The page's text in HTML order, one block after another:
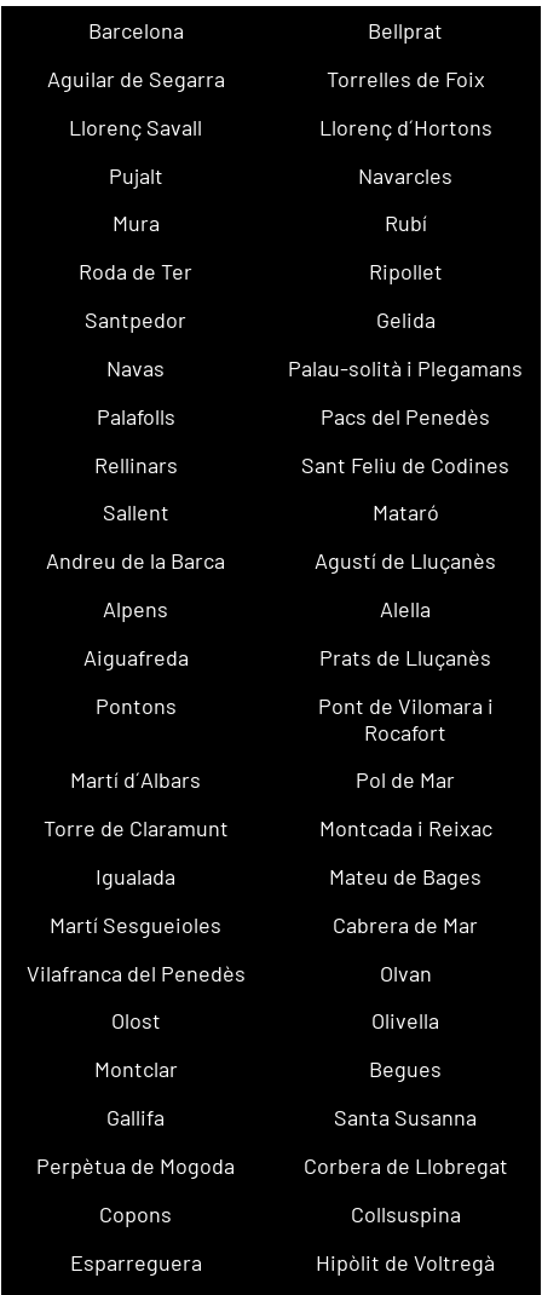
Barcelona
Bellprat
Aguilar de Segarra
Torrelles de Foix
Llorenç Savall
Llorenç d´Hortons
Pujalt
Navarcles
Mura
Rubí
Roda de Ter
Ripollet
Santpedor
Gelida
Navas
Palau-solità i Plegamans
Palafolls
Pacs del Penedès
Rellinars
Sant Feliu de Codines
Sallent
Mataró
Andreu de la Barca
Agustí de Lluçanès
Alpens
Alella
Aiguafreda
Prats de Lluçanès
Pontons
Pont de Vilomara i
Rocafort
Martí d´Albars
Pol de Mar
Torre de Claramunt
Montcada i Reixac
Igualada
Mateu de Bages
Martí Sesgueioles
Cabrera de Mar
Vilafranca del Penedès
Olvan
Olost
Olivella
Montclar
Begues
Gallifa
Santa Susanna
Perpètua de Mogoda
Corbera de Llobregat
Copons
Collsuspina
Esparreguera
Hipòlit de Voltregà